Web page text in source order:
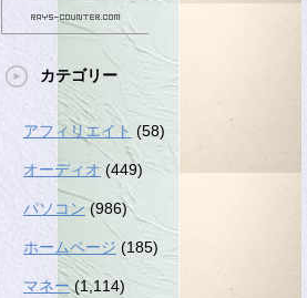
カテゴリー
アフィリエイト (58)
オーディオ (449)
パソコン (986)
ホームページ (185)
マネー(1,114)